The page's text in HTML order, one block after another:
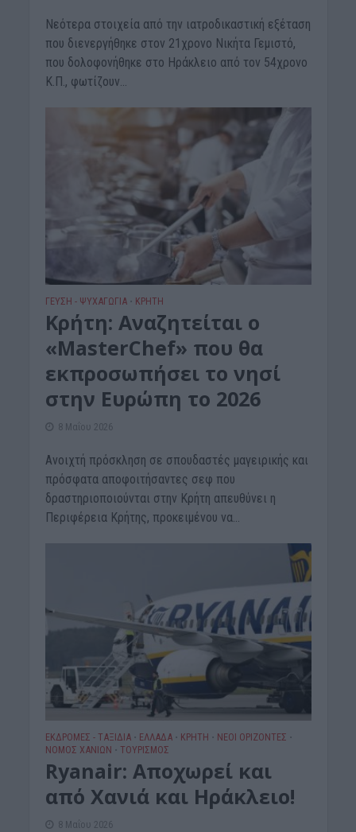
Νεότερα στοιχεία από την ιατροδικαστική εξέταση
που διενεργήθηκε στον 21χρονο Νικήτα Γεμιστό,
που δολοφονήθηκε στο Ηράκλειο από τον 54χρονο
Κ.Π., φωτίζουν...
ΓΕΎΣΗ - ΨΥΧΑΓΩΓΊΑ • ΚΡΗΤΗ
Κρήτη: Αναζητείται ο
«MasterChef» που θα
εκπροσωπήσει το νησί
στην Ευρώπη το 2026
8 Μαΐου 2026
Ανοιχτή πρόσκληση σε σπουδαστές μαγειρικής και
πρόσφατα αποφοιτήσαντες σεφ που
δραστηριοποιούνται στην Κρήτη απευθύνει η
Περιφέρεια Κρήτης, προκειμένου να...
ΕΚΔΡΟΜΈΣ - ΤΑΞΊΔΙΑ • ΕΛΛΑΔΑ • ΚΡΗΤΗ • ΝΕΟΙ ΟΡΙΖΟΝΤΕΣ •
ΝΟΜΌΣ ΧΑΝΊΩΝ • ΤΟΥΡΙΣΜΟΣ
Ryanair: Αποχωρεί και
από Χανιά και Ηράκλειο!
8 Μαΐου 2026